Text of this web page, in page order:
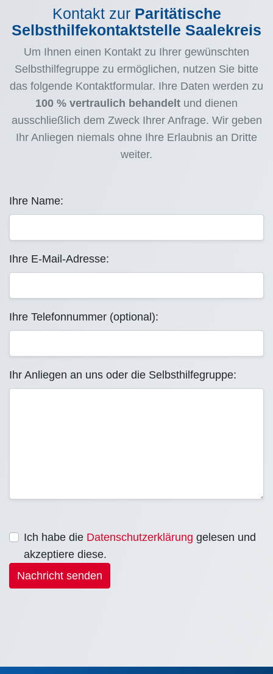
Kontakt zur Paritätische
Selbsthilfekontaktstelle Saalekreis
Um Ihnen einen Kontakt zu Ihrer gewünschten
Selbsthilfegruppe zu ermöglichen, nutzen Sie bitte
das folgende Kontaktformular. Ihre Daten werden zu
100 % vertraulich behandelt und dienen
ausschließlich dem Zweck Ihrer Anfrage. Wir geben
Ihr Anliegen niemals ohne Ihre Erlaubnis an Dritte
weiter.
Ihre Name:
Ihre E-Mail-Adresse:
Ihre Telefonnummer (optional):
Ihr Anliegen an uns oder die Selbsthilfegruppe:
Ich habe die Datenschutzerklärung gelesen und
akzeptiere diese.
Nachricht senden